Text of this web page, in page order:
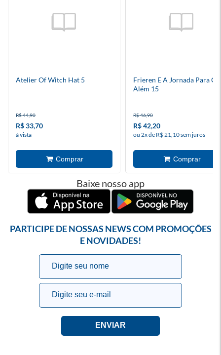
Atelier Of Witch Hat 5
R$ 44,90
R$ 33,70
à vista
Frieren E A Jornada Para O
Além 15
R$ 46,90
R$ 42,20
ou 2x de R$ 21,10 sem juros
Baixe nosso app
PARTICIPE DE NOSSAS NEWS COM PROMOÇÕES
E NOVIDADES!